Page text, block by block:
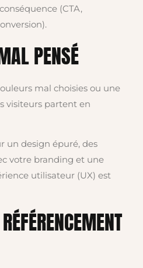
(CTA,
PENSÉ
mal choisies ou une
visiteurs partent en
un design épuré, des
votre branding et une
utilisateur (UX) est